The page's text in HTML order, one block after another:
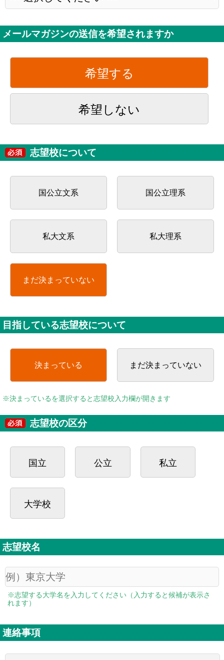
メールマガジンの送信を希望されますか
希望する
希望しない
志望校について
国公立文系 国公立理系
私大文系 私大理系
まだ決まっていない
目指している志望校について
決まっている まだ決まっていない
※決まっているを選択すると志望校入力欄が開きます
志望校の区分
国立 公立 私立
大学校
志望校名
※志望する大学名を入力してください（入力すると候補が表示さ
れます）
連絡事項